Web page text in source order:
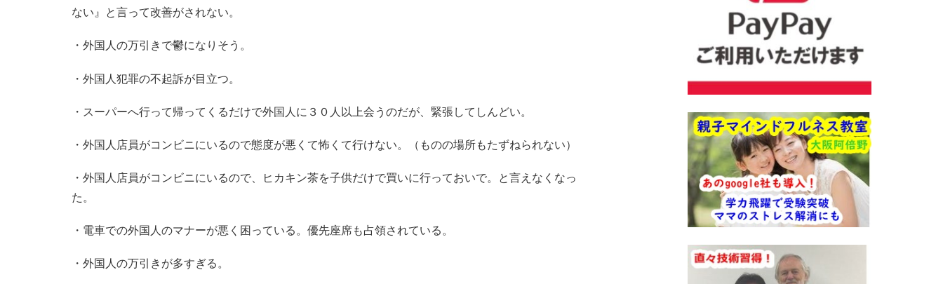
ない』と言って改善がされない。
・外国人の万引きで鬱になりそう。
・外国人犯罪の不起訴が目立つ。
・スーパーへ行って帰ってくるだけで外国人に３０人以上会うのだが、緊張してしんどい。
・外国人店員がコンビニにいるので態度が悪くて怖くて行けない。（ものの場所もたずねられない）
・外国人店員がコンビニにいるので、ヒカキン茶を子供だけで買いに行っておいで。と言えなくなっ
た。
・電車での外国人のマナーが悪く困っている。優先座席も占領されている。
・外国人の万引きが多すぎる。